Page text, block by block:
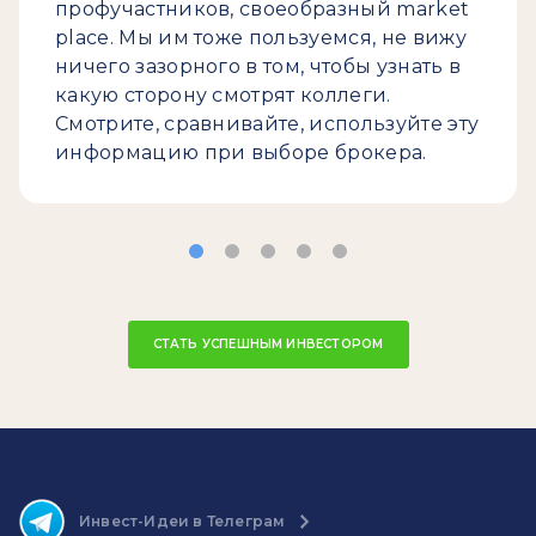
профучастников, своеобразный market
place. Мы им тоже пользуемся, не вижу
ничего зазорного в том, чтобы узнать в
какую сторону смотрят коллеги.
Смотрите, сравнивайте, используйте эту
информацию при выборе брокера.
СТАТЬ УСПЕШНЫМ ИНВЕСТОРОМ
Инвест-Идеи в Телеграм